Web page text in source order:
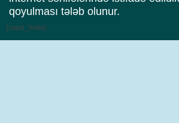
qoyulması tələb olunur.
{sape_links}